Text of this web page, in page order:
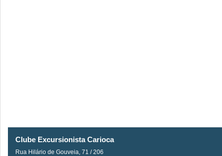
Clube Excursionista Carioca
Rua Hilário de Gouveia, 71 / 206